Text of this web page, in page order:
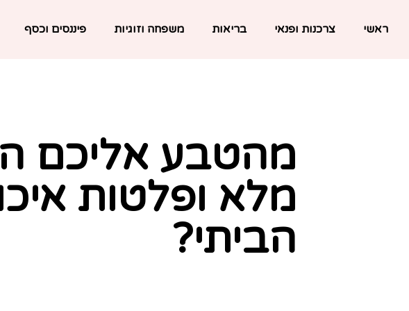
ראשי צרכנות ופנאי בריאות משפחה וזוגיות פיננסים וכסף
מהטבע אליכם
מלא ופלטות
הביתי?